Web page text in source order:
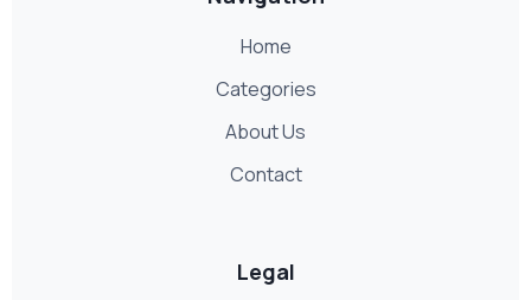
Home
Categories
About Us
Contact
Legal